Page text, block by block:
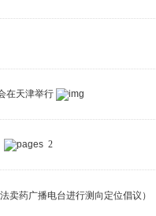
在天津举行
2
卖药广播电台进行测向定位倡议）